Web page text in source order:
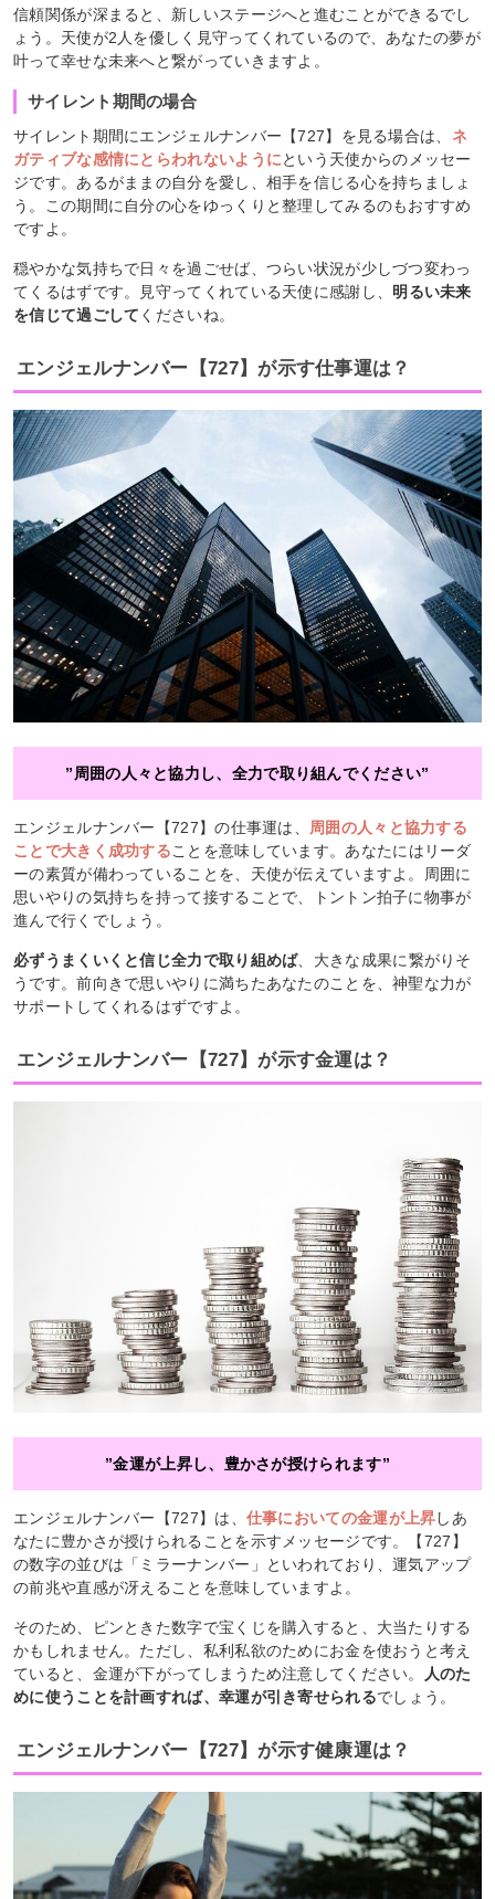
信頼関係が深まると、新しいステージへと進むことができるでし
ょう。天使が2人を優しく見守ってくれているので、あなたの夢が
叶って幸せな未来へと繋がっていきますよ。
サイレント期間の場合
サイレント期間にエンジェルナンバー【727】を見る場合は、 ネ
ガティブな感情にとらわれないようにという天使からのメッセー
ジです。あるがままの自分を愛し、相手を信じる心を持ちましょ
う。この期間に自分の心をゆっくりと整理してみるのもおすすめ
ですよ。
穏やかな気持ちで日々を過ごせば、つらい状況が少しづつ変わっ
てくるはずです。見守ってくれている天使に感謝し、 明るい未来
を信じて過ごして くださいね。
エンジェルナンバー【727】が示す仕事運は？
”周囲の人々と協力し、全力で取り組んでください”
エンジェルナンバー【727】の仕事運は、
周囲の人々と協力する
ことで大きく成功することを意味しています。あなたにはリーダ
ーの素質が備わっていることを、天使が伝えていますよ。周囲に
思いやりの気持ちを持って接することで、トントン拍子に物事が
進んで行くでしょう。
必ずうまくいくと信じ全力で取り組めば、大きな成果に繋がりそ
うです。前向きで思いやりに満ちたあなたのことを、神聖な力が
サポートしてくれるはずですよ。
エンジェルナンバー【727】が示す金運は？
”金運が上昇し、豊かさが授けられます”
エンジェルナンバー【727】は、 仕事においての金運が上昇しあ
なたに豊かさが授けられることを示すメッセージです。【727】
の数字の並びは「ミラーナンバー」といわれており、運気アップ
の前兆や直感が冴えることを意味していますよ。
そのため、ピンときた数字で宝くじを購入すると、大当たりする
かもしれません。ただし、私利私欲のためにお金を使おうと考え
ていると、金運が下がってしまうため注意してください。
人のた
めに使うことを計画すれば、幸運が引き寄せられるでしょう。
エンジェルナンバー【727】が示す健康運は？